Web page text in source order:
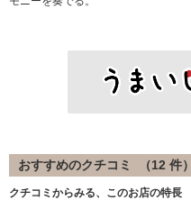
おすすめのクチコミ （12 件）
クチコミからみる、このお店の特長